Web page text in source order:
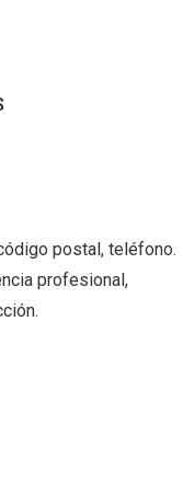
postal, teléfono.
profesional,